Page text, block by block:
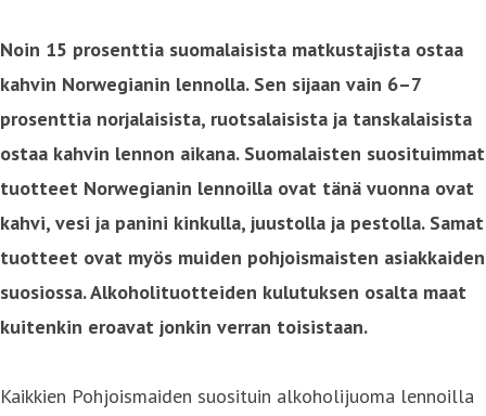
Noin 15 prosenttia suomalaisista matkustajista ostaa
kahvin Norwegianin lennolla. Sen sijaan vain 6–7
prosenttia norjalaisista, ruotsalaisista ja tanskalaisista
ostaa kahvin lennon aikana. Suomalaisten suosituimmat
tuotteet Norwegianin lennoilla ovat tänä vuonna ovat
kahvi, vesi ja panini kinkulla, juustolla ja pestolla. Samat
tuotteet ovat myös muiden pohjoismaisten asiakkaiden
suosiossa. Alkoholituotteiden kulutuksen osalta maat
kuitenkin eroavat jonkin verran toisistaan.
Kaikkien Pohjoismaiden suosituin alkoholijuoma lennoilla